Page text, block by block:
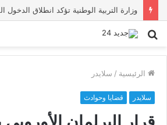
بحث
الرئيسية / سلايدر
سلايدر قضايا وحوادث